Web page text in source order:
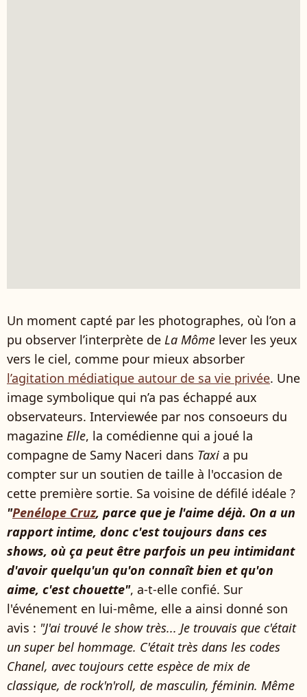
Un moment capté par les photographes, où l’on a
pu observer l’interprète de La Môme lever les yeux
vers le ciel, comme pour mieux absorber
l’agitation médiatique autour de sa vie privée. Une
image symbolique qui n’a pas échappé aux
observateurs. Interviewée par nos consoeurs du
magazine Elle, la comédienne qui a joué la
compagne de Samy Naceri dans Taxi a pu
compter sur un soutien de taille à l'occasion de
cette première sortie. Sa voisine de défilé idéale ?
"Penélope Cruz, parce que je l'aime déjà. On a un
rapport intime, donc c'est toujours dans ces
shows, où ça peut être parfois un peu intimidant
d'avoir quelqu'un qu'on connaît bien et qu'on
aime, c'est chouette", a-t-elle confié. Sur
l'événement en lui-même, elle a ainsi donné son
avis : "J'ai trouvé le show très... Je trouvais que c'était
un super bel hommage. C'était très dans les codes
Chanel, avec toujours cette espèce de mix de
classique, de rock'n'roll, de masculin, féminin. Même